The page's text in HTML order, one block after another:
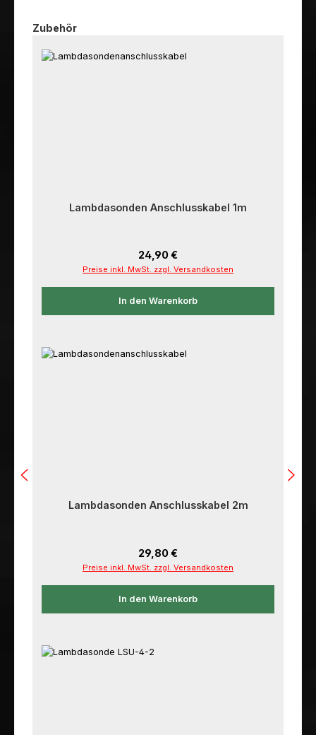
Produktgalerie überspringen
Zubehör
Lambdasonden Anschlusskabel 1m
Regulärer Preis:
24,90 €
Preise inkl. MwSt. zzgl. Versandkosten
In den Warenkorb
Lambdasonden Anschlusskabel 2m
Regulärer Preis:
29,80 €
Preise inkl. MwSt. zzgl. Versandkosten
In den Warenkorb